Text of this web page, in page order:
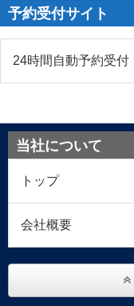
予約受付サイト
24時間自動予約受付
当社について
トップ
会社概要